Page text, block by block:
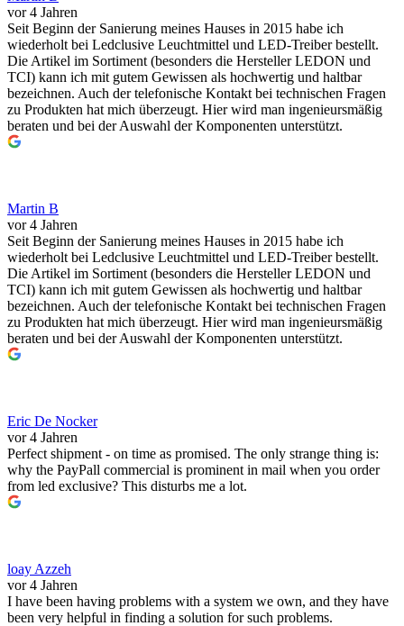
vor 4 Jahren
Seit Beginn der Sanierung meines Hauses in 2015 habe ich
wiederholt bei Ledclusive Leuchtmittel und LED-Treiber bestellt.
Die Artikel im Sortiment (besonders die Hersteller LEDON und
TCI) kann ich mit gutem Gewissen als hochwertig und haltbar
bezeichnen. Auch der telefonische Kontakt bei technischen Fragen
zu Produkten hat mich überzeugt. Hier wird man ingenieursmäßig
beraten und bei der Auswahl der Komponenten unterstützt.
Martin B
vor 4 Jahren
Seit Beginn der Sanierung meines Hauses in 2015 habe ich
wiederholt bei Ledclusive Leuchtmittel und LED-Treiber bestellt.
Die Artikel im Sortiment (besonders die Hersteller LEDON und
TCI) kann ich mit gutem Gewissen als hochwertig und haltbar
bezeichnen. Auch der telefonische Kontakt bei technischen Fragen
zu Produkten hat mich überzeugt. Hier wird man ingenieursmäßig
beraten und bei der Auswahl der Komponenten unterstützt.
Eric De Nocker
vor 4 Jahren
Perfect shipment - on time as promised. The only strange thing is:
why the PayPall commercial is prominent in mail when you order
from led exclusive? This disturbs me a lot.
loay Azzeh
vor 4 Jahren
I have been having problems with a system we own, and they have
been very helpful in finding a solution for such problems.